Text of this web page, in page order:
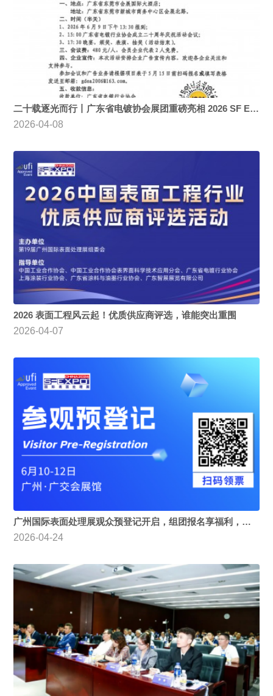
二十载逐光而行丨广东省电镀协会展团重磅亮相 2026 SF EXPO
2026-04-08
2026 表面工程风云起！优质供应商评选，谁能突出重围
2026-04-07
广州国际表面处理展观众预登记开启，组团报名享福利，电镀 / 涂装 / 环保一站式采购！
2026-04-24